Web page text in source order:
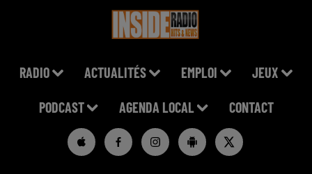
RADIO ACTUALITÉS EMPLOI JEUX
PODCAST AGENDA LOCAL CONTACT